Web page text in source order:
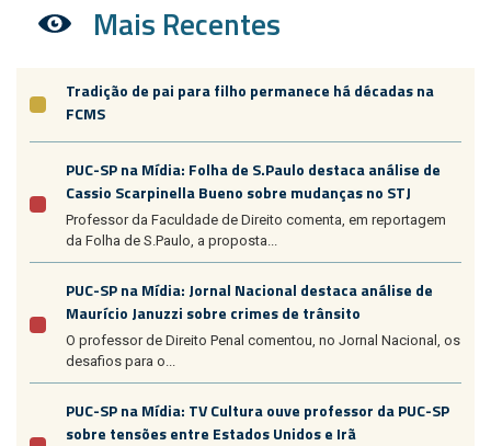
Mais Recentes
Tradição de pai para filho permanece há décadas na
FCMS
PUC-SP na Mídia: Folha de S.Paulo destaca análise de
Cassio Scarpinella Bueno sobre mudanças no STJ
Professor da Faculdade de Direito comenta, em reportagem
da Folha de S.Paulo, a proposta...
PUC-SP na Mídia: Jornal Nacional destaca análise de
Maurício Januzzi sobre crimes de trânsito
O professor de Direito Penal comentou, no Jornal Nacional, os
desafios para o...
PUC-SP na Mídia: TV Cultura ouve professor da PUC-SP
sobre tensões entre Estados Unidos e Irã